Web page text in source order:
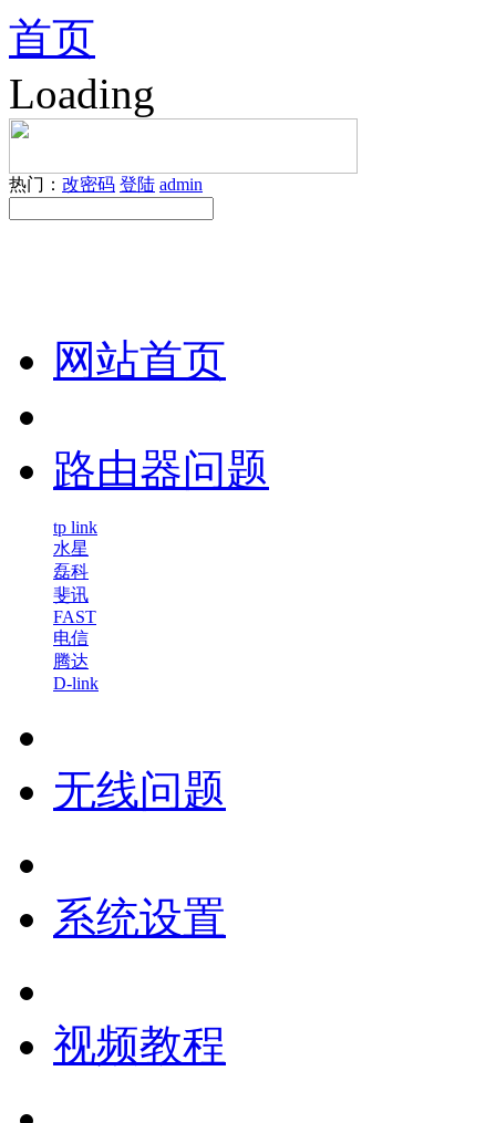
首页
Loading
热门： 改密码 登陆 admin
网站首页
路由器问题
tp link
水星
磊科
斐讯
FAST
电信
腾达
D-link
无线问题
系统设置
视频教程